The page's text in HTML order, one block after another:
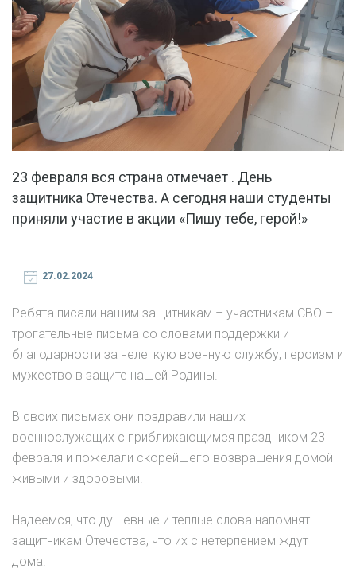
23 февраля вся страна отмечает . День
защитника Отечества. А сегодня наши студенты
приняли участие в акции «Пишу тебе, герой!»
27.02.2024
Ребята писали нашим защитникам – участникам СВО –
трогательные письма со словами поддержки и
благодарности за нелегкую военную службу, героизм и
мужество в защите нашей Родины.
В своих письмах они поздравили наших
военнослужащих с приближающимся праздником 23
февраля и пожелали скорейшего возвращения домой
живыми и здоровыми.
Надеемся, что душевные и теплые слова напомнят
защитникам Отечества, что их с нетерпением ждут
дома.